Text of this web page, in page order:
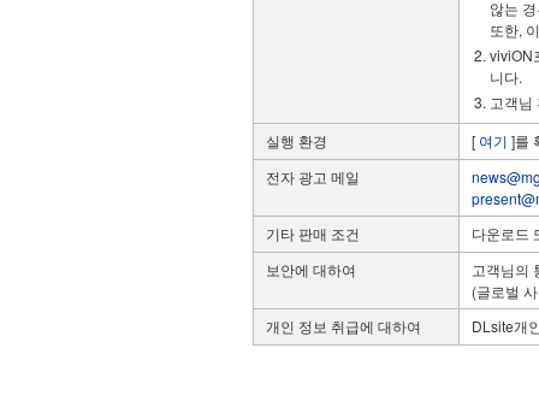
않는
또한,
viviON
니다.
고객님
실행 환경
[ 여기 ]를
전자 광고 메일
기타 판매 조건
다운로드
보안에 대하여
고객님의
(글로벌
개인 정보 취급에 대하여
DLsite개